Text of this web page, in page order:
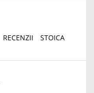
RECENZII STOICA